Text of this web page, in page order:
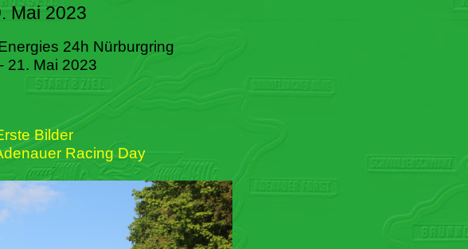
Mai 2023
24h Nürburgring
21. Mai 2023
Bilder
Racing Day